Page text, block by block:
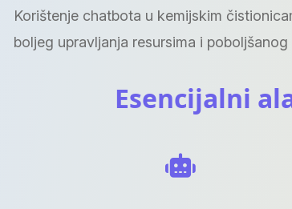
Korištenje chatbota u kemijskim
boljeg upravljanja resursima i
Esencijalni